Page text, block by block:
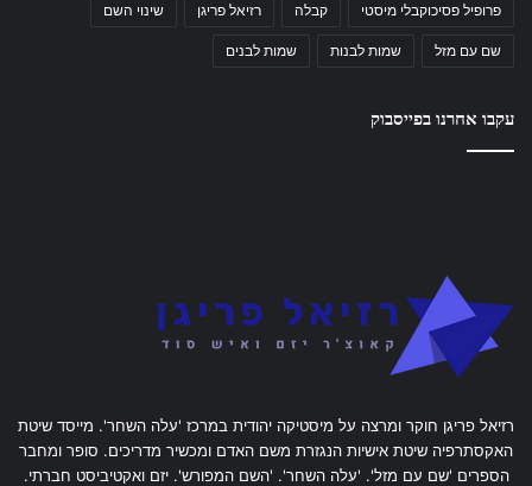
פרופיל פסיכוקבלי מיסטי קבלה רזיאל פריגן שינוי השם
שם עם מזל שמות לבנות שמות לבנים
עקבו אחרנו בפייסבוק
רזיאל פריגן חוקר ומרצה על מיסטיקה יהודית במרכז 'עלה השחר'. מייסד שיטת
האקסתרפיה שיטת אישיות הנגזרת משם האדם ומכשיר מדריכים. סופר ומחבר
הספרים 'שם עם מזל'. 'עלה השחר'. 'השם המפורש'. יזם ואקטיביסט חברתי.